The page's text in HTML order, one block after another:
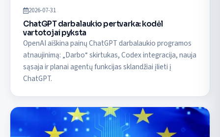
2026-07-31
ChatGPT darbalaukio pertvarka: kodėl
vartotojai pyksta
OpenAI aiškina painų ChatGPT darbalaukio programos
atnaujinimą: „Darbo“ skirtukas, Codex integracija, nauja
sąsaja ir planai agentų funkcijas sklandžiai įlieti į
ChatGPT.